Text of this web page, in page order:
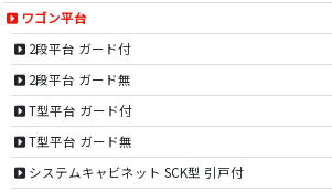
ワゴン平台
2段平台 ガード付
2段平台 ガード無
T型平台 ガード付
T型平台 ガード無
システムキャビネット SCK型 引戸付